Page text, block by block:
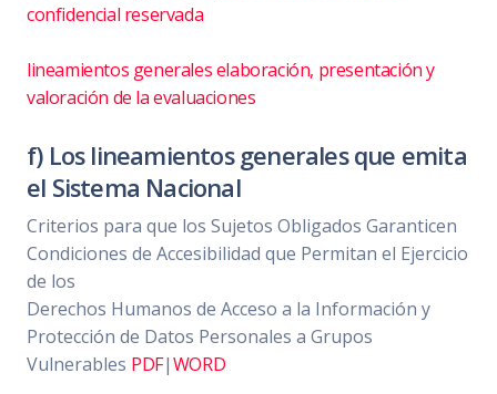
confidencial reservada
lineamientos generales elaboración, presentación y
valoración de la evaluaciones
f) Los lineamientos generales que emita
el Sistema Nacional
Criterios para que los Sujetos Obligados Garanticen
Condiciones de Accesibilidad que Permitan el Ejercicio
de los
Derechos Humanos de Acceso a la Información y
Protección de Datos Personales a Grupos
Vulnerables PDF|WORD